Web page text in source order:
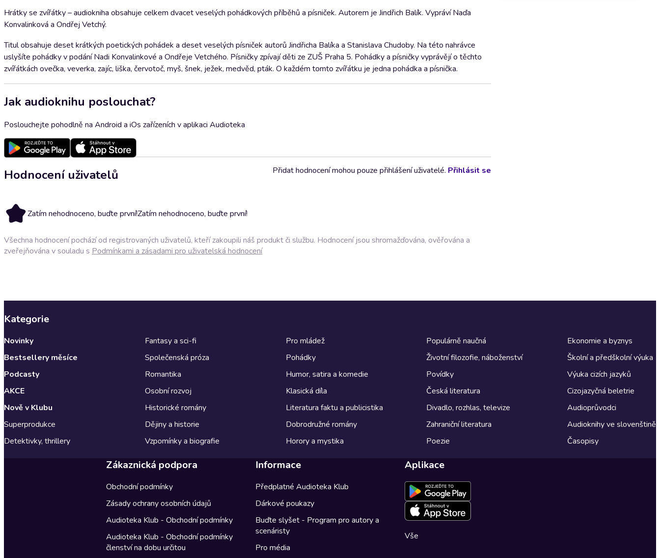
Hrátky se zvířátky – audiokniha obsahuje celkem dvacet veselých pohádkových příběhů a písniček. Autorem je Jindřich Balík. Vypráví Naďa
Konvalinková a Ondřej Vetchý.
Titul obsahuje deset krátkých poetických pohádek a deset veselých písniček autorů Jindřicha Balíka a Stanislava Chudoby. Na této nahrávce
uslyšíte pohádky v podání Nadi Konvalinkové a Ondřeje Vetchého. Písničky zpívají děti ze ZUŠ Praha 5. Pohádky a písničky vyprávějí o těchto
zvířátkách ovečka, veverka, zajíc, liška, červotoč, myš, šnek, ježek, medvěd, pták. O každém tomto zvířátku je jedna pohádka a písnička.
Jak audioknihu poslouchat?
Poslouchejte pohodlně na Android a iOs zařízeních v aplikaci Audioteka
Hodnocení uživatelů
Zatím nehodnoceno, buďte první!Zatím nehodnoceno, buďte první!
Přidat hodnocení mohou pouze přihlášení uživatelé. Přihlásit se
Všechna hodnocení pochází od registrovaných uživatelů, kteří zakoupili náš produkt či službu. Hodnocení jsou shromažďována, ověřována a
zveřejňována v souladu s Podmínkami a zásadami pro uživatelská hodnocení
Kategorie
Novinky
Bestsellery měsíce
Podcasty
AKCE
Nově v Klubu
Superprodukce
Detektivky, thrillery
Fantasy a sci-fi
Společenská próza
Romantika
Osobní rozvoj
Historické romány
Dějiny a historie
Vzpomínky a biografie
Pro mládež
Pohádky
Humor, satira a komedie
Klasická díla
Literatura faktu a publicistika
Dobrodružné romány
Horory a mystika
Populárně naučná
Životní filozofie, náboženství
Povídky
Česká literatura
Divadlo, rozhlas, televize
Zahraniční literatura
Poezie
Ekonomie a byznys
Školní a předškolní výuka
Výuka cizích jazyků
Cizojazyčná beletrie
Audioprůvodci
Audioknihy ve slovenštině
Časopisy
Zákaznická podpora
Obchodní podmínky
Zásady ochrany osobních údajů
Audioteka Klub - Obchodní podmínky
Audioteka Klub - Obchodní podmínky
členství na dobu určitou
Informace
Předplatné Audioteka Klub
Dárkové poukazy
Buďte slyšet - Program pro autory a
scenáristy
Pro média
Aplikace
Vše